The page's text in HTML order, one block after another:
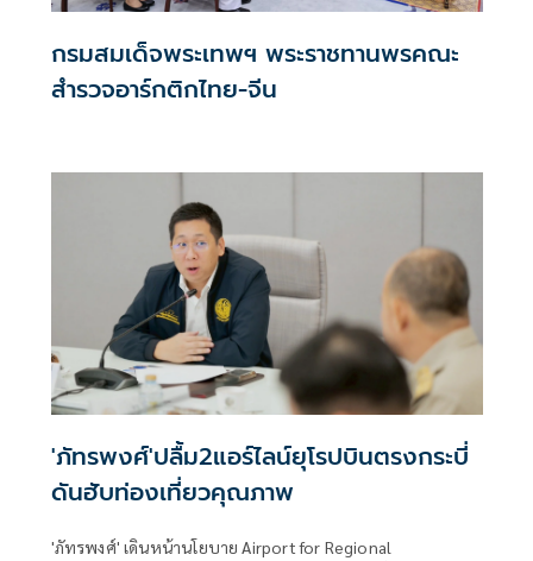
กรมสมเด็จพระเทพฯ พระราชทานพรคณะ
สำรวจอาร์กติกไทย-จีน
'ภัทรพงศ์'ปลื้ม2แอร์ไลน์ยุโรปบินตรงกระบี่
ดันฮับท่องเที่ยวคุณภาพ
'ภัทรพงศ์' เดินหน้านโยบาย Airport for Regional